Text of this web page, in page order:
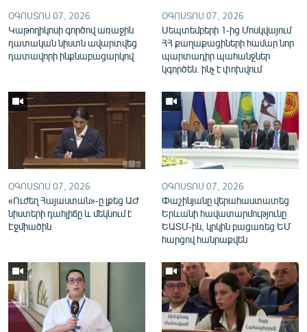
English
Русский
«Ազատության» բոլոր կայքերը
ՕԳՈՍՏՈՍ 07, 2026
Կաթողիկոսի գործով առաջին
դատական նիստն ավարտվեց
դատավորի ինքնաբացարկով
ՕԳՈՍՏՈՍ 07, 2026
Սեպտեմբերի 1-ից Մոսկվայում
ՀՀ քաղաքացիների համար նոր
պարտադիր պահանջներ
կգործեն. ինչ է փոխվում
ՕԳՈՍՏՈՍ 07, 2026
«Ուժեղ Հայաստան»-ը լքեց ԱԺ
նիստերի դահլիճը և մեկնում է
Էջմիածին
ՕԳՈՍՏՈՍ 07, 2026
Փաշինյանը վերահաստատեց
Երևանի հավատարմությունը
ԵԱՏՄ-ին, կրկին բացառեց ԵՄ
հարցով հանրաքվեն